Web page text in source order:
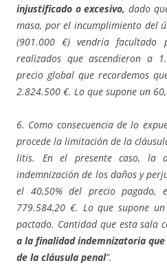
injustificado o excesivo, dado
masa, por el incumplimiento del
(901.000 €) vendría facultado
realizados que ascendieron a
precio global que recordemos
2.824.500 €. Lo que supone un
6. Como consecuencia de lo
procede la limitación de la
litis. En el presente caso, la
indemnización de los daños y
el 40,50% del precio pagado,
779.584,20 €. Lo que supone
pactado. Cantidad que esta sala
a la finalidad indemnizatoria
de la cláusula penal”.